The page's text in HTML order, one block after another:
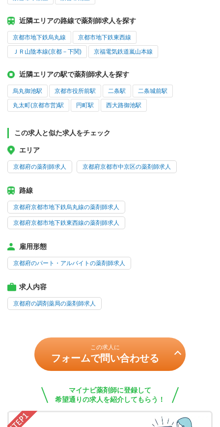
近隣エリアの路線で薬剤師求人を探す
京都市地下鉄烏丸線 京都市地下鉄東西線
ＪＲ山陰本線(京都－下関) 京福電気鉄道嵐山本線
近隣エリアの駅で薬剤師求人を探す
烏丸御池駅 京都市役所前駅 二条駅 二条城前駅
丸太町(京都市営)駅 円町駅 西大路御池駅
この求人と似た求人をチェック
エリア
京都府の薬剤師求人 京都府京都市中京区の薬剤師求人
路線
京都府京都市地下鉄烏丸線の薬剤師求人
京都府京都市地下鉄東西線の薬剤師求人
雇用形態
京都府のパート・アルバイトの薬剤師求人
求人内容
京都府の調剤薬局の薬剤師求人
この求人に
フォームで問い合わせる
マイナビ薬剤師に登録して
希望通りの求人を紹介してもらう！